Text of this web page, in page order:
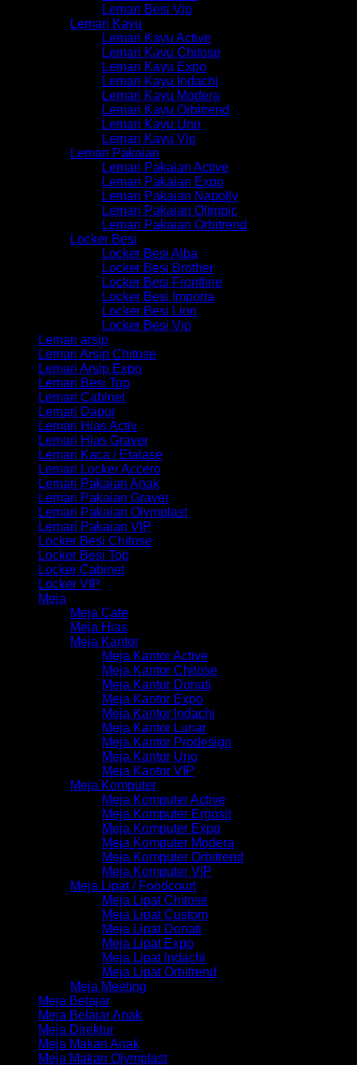
Lemari Besi Vip
Lemari Kayu
Lemari Kayu Active
Lemari Kayu Chitose
Lemari Kayu Expo
Lemari Kayu Indachi
Lemari Kayu Modera
Lemari Kayu Orbitrend
Lemari Kayu Uno
Lemari Kayu Vip
Lemari Pakaian
Lemari Pakaian Active
Lemari Pakaian Expo
Lemari Pakaian Napolly
Lemari Pakaian Olimpic
Lemari Pakaian Orbitrend
Locker Besi
Locker Besi Alba
Locker Besi Brother
Locker Besi Frontline
Locker Besi Importa
Locker Besi Lion
Locker Besi Vip
Lemari arsip
Lemari Arsip Chitose
Lemari Arsip Expo
Lemari Besi Top
Lemari Cabinet
Lemari Dapur
Lemari Hias Activ
Lemari Hias Graver
Lemari Kaca / Etalase
Lemari Locker Accero
Lemari Pakaian Anak
Lemari Pakaian Graver
Lemari Pakaian Olymplast
Lemari Pakaian VIP
Locker Besi Chitose
Locker Besi Top
Locker Cabinet
Locker VIP
Meja
Meja Cafe
Meja Hias
Meja Kantor
Meja Kantor Active
Meja Kantor Chitose
Meja Kantor Donati
Meja Kantor Expo
Meja Kantor Indachi
Meja Kantor Lunar
Meja Kantor Prodesign
Meja Kantor Uno
Meja Kantor VIP
Meja Komputer
Meja Komputer Active
Meja Komputer Ergosit
Meja Komputer Expo
Meja Komputer Modera
Meja Komputer Orbitrend
Meja Komputer VIP
Meja Lipat / Foodcourt
Meja Lipat Chitose
Meja Lipat Custom
Meja Lipat Donati
Meja Lipat Expo
Meja Lipat Indachi
Meja Lipat Orbitrend
Meja Meeting
Meja Belajar
Meja Belajar Anak
Meja Direktur
Meja Makan Anak
Meja Makan Olymplast